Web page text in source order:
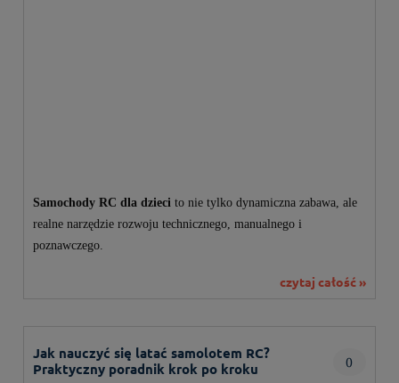
Samochody RC dla dzieci to nie tylko dynamiczna zabawa, ale
realne narzędzie rozwoju technicznego, manualnego i
poznawczego.
czytaj całość »
Jak nauczyć się latać samolotem RC?
Praktyczny poradnik krok po kroku
0